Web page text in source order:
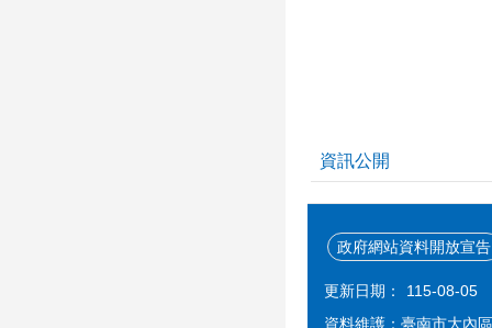
資訊公開
政府網站資料開放宣告
更新日期：
115-08-05
資料維護：臺南市大內